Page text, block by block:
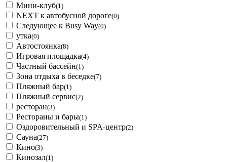
Мини-клуб(1)
NEXT к автобусной дороге(0)
Следующее к Busy Way(0)
утка(0)
Автостоянка(8)
Игровая площадка(4)
Частный бассейн(1)
Зона отдыха в беседке(7)
Пляжный бар(1)
Пляжный сервис(2)
ресторан(3)
Рестораны и бары(1)
Оздоровительный и SPA-центр(2)
Сауна(27)
Кино(3)
Кинозал(1)